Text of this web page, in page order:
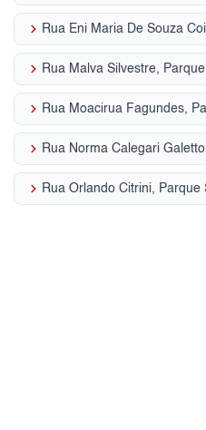
keyboard_arrow_right
keyboard_arrow_right Rua Malva Silvestre,
keyboard_arrow_right Rua Moacirua Fagundes,
keyboard_arrow_right Rua Norma Calegari
keyboard_arrow_right Rua Orlando Citrini, Parque